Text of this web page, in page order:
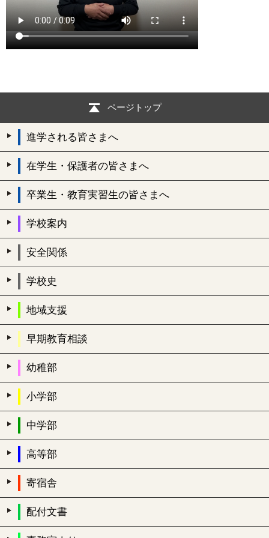
ページトップ
進学される皆さまへ
在学生・保護者の皆さまへ
卒業生・教育実習生の皆さまへ
学校案内
安全関係
学校史
地域支援
早期教育相談
幼稚部
小学部
中学部
高等部
寄宿舎
配付文書